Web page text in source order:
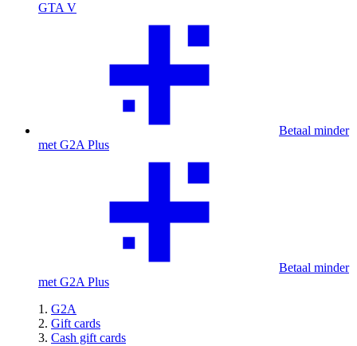
GTA V
Betaal minder
met G2A Plus
Betaal minder
met G2A Plus
G2A
Gift cards
Cash gift cards